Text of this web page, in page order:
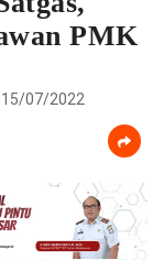
PMK
15/07/2022